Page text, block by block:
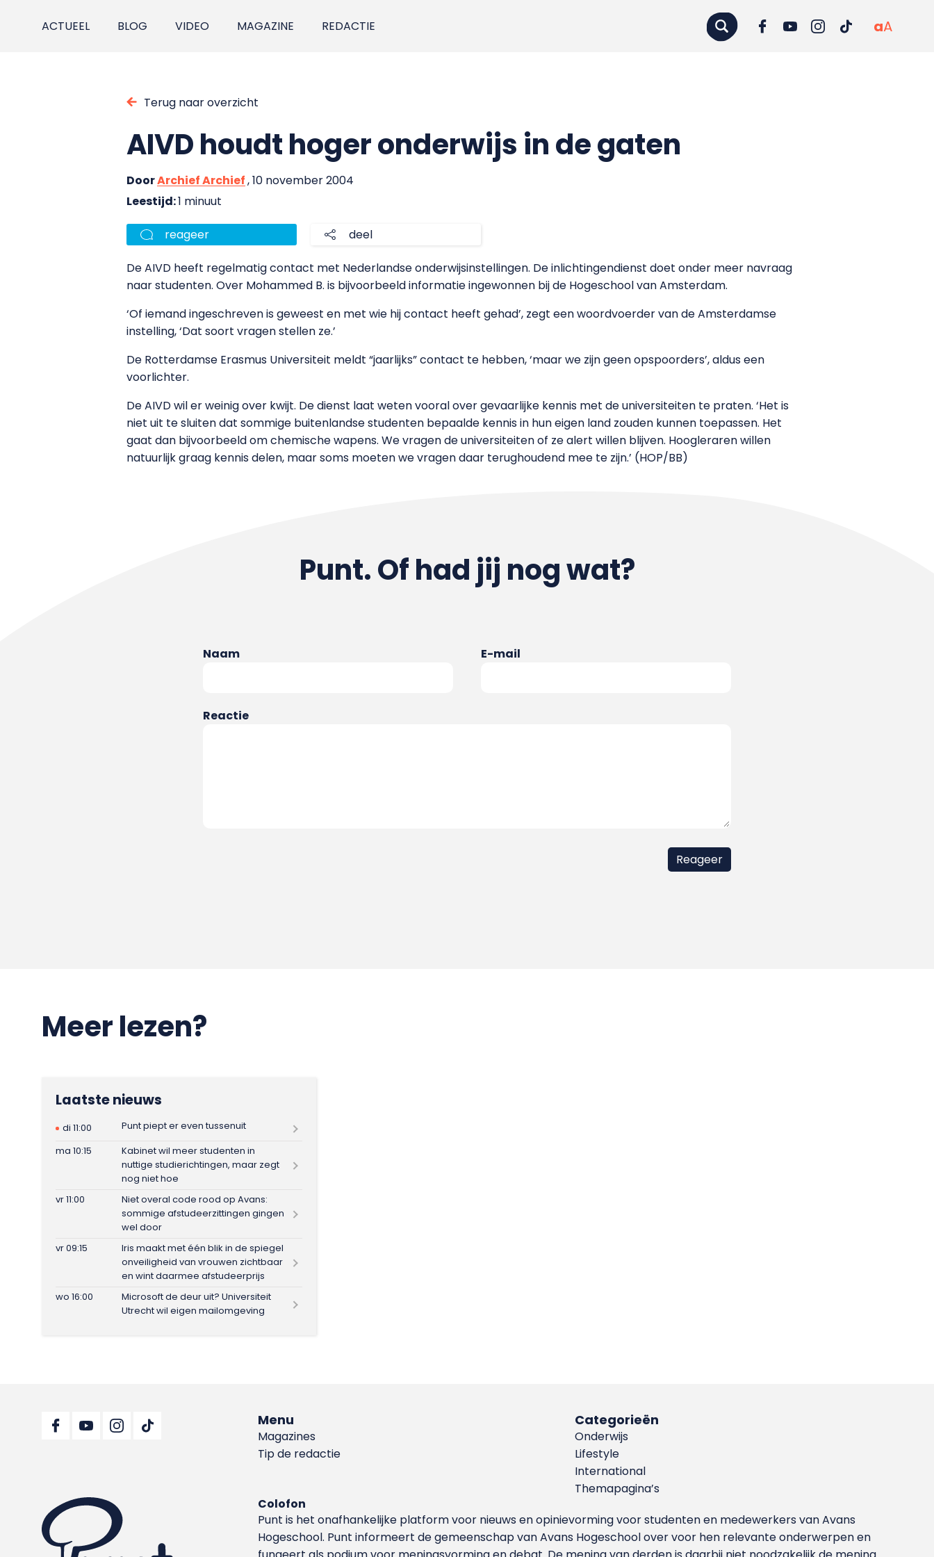
ACTUEEL BLOG VIDEO MAGAZINE REDACTIE aA
Terug naar overzicht
AIVD houdt hoger onderwijs in de gaten
DoorArchief Archief, 10 november 2004
Leestijd:1 minuut
reageer deel
De AIVD heeft regelmatig contact met Nederlandse onderwijsinstellingen. De inlichtingendienst doet onder meer navraag
naar studenten. Over Mohammed B. is bijvoorbeeld informatie ingewonnen bij de Hogeschool van Amsterdam.
‘Of iemand ingeschreven is geweest en met wie hij contact heeft gehad’, zegt een woordvoerder van de Amsterdamse
instelling, ‘Dat soort vragen stellen ze.’
De Rotterdamse Erasmus Universiteit meldt “jaarlijks” contact te hebben, ‘maar we zijn geen opspoorders’, aldus een
voorlichter.
De AIVD wil er weinig over kwijt. De dienst laat weten vooral over gevaarlijke kennis met de universiteiten te praten. ‘Het is
niet uit te sluiten dat sommige buitenlandse studenten bepaalde kennis in hun eigen land zouden kunnen toepassen. Het
gaat dan bijvoorbeeld om chemische wapens. We vragen de universiteiten of ze alert willen blijven. Hoogleraren willen
natuurlijk graag kennis delen, maar soms moeten we vragen daar terughoudend mee te zijn.’ (HOP/BB)
Punt. Of had jij nog wat?
Naam E-mail
Reactie
Meer lezen?
Laatste nieuws
di 11:00
Punt piept er even tussenuit
ma 10:15
Kabinet wil meer studenten in
nuttige studierichtingen, maar zegt
nog niet hoe
vr 11:00
Niet overal code rood op Avans:
sommige afstudeerzittingen gingen
wel door
vr 09:15
Iris maakt met één blik in de spiegel
onveiligheid van vrouwen zichtbaar
en wint daarmee afstudeerprijs
wo 16:00
Microsoft de deur uit? Universiteit
Utrecht wil eigen mailomgeving
Menu
Magazines
Tip de redactie
Categorieën
Onderwijs
Lifestyle
International
Themapagina’s
Colofon
Punt is het onafhankelijke platform voor nieuws en opinievorming voor studenten en medewerkers van Avans
Hoge­school. Punt informeert de gemeenschap van Avans Hogeschool over voor hen relevante onderwerpen en